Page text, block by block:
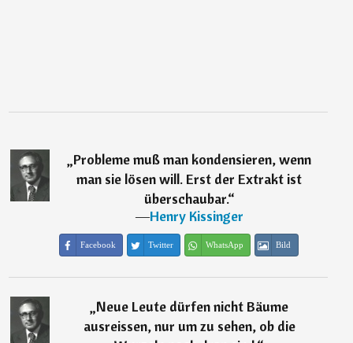
„Probleme muß man kondensieren, wenn
man sie lösen will. Erst der Extrakt ist
überschaubar.“
―Henry Kissinger
Facebook Twitter WhatsApp Bild
„Neue Leute dürfen nicht Bäume
ausreissen, nur um zu sehen, ob die